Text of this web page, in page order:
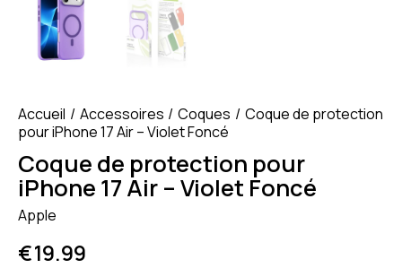
Accueil Accessoires Coques
Coque de protection
pour iPhone 17 Air – Violet Foncé
Coque de protection pour
iPhone 17 Air – Violet Foncé
Apple
€19.99